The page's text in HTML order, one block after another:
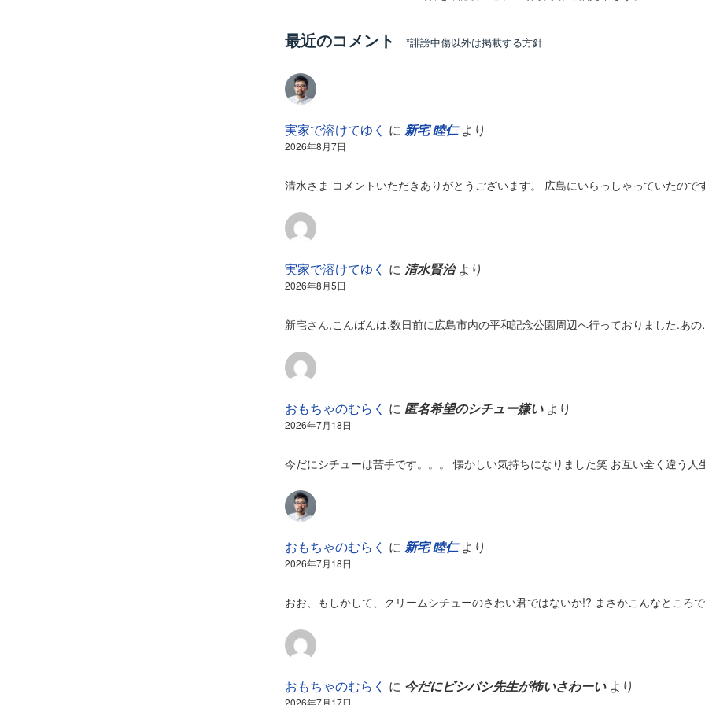
最近のコメント *誹謗中傷以外は掲載する方針
実家で溶けてゆく に 新宅 睦仁より
2026年8月7日
清水さま コメントいただきありがとうございます。 広島にいらっしゃっていたの
実家で溶けてゆく に 清水賢治より
2026年8月5日
新宅さん,こんばんは.数日前に広島市内の平和記念公園周辺へ行っておりました.あ
おもちゃのむらく に 匿名希望のシチュー嫌いより
2026年7月18日
今だにシチューは苦手です。。。 懐かしい気持ちになりました笑 お互い全く違う
おもちゃのむらく に 新宅 睦仁より
2026年7月18日
おお、もしかして、クリームシチューのさわい君ではないか!? まさかこんなところ
おもちゃのむらく に 今だにビシバシ先生が怖いさわーいより
2026年7月17日